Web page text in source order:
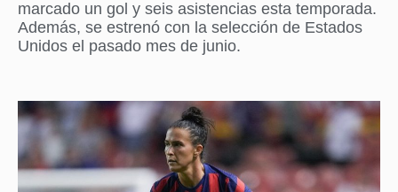
marcado un gol y seis asistencias esta temporada.
Además, se estrenó con la selección de Estados
Unidos el pasado mes de junio.